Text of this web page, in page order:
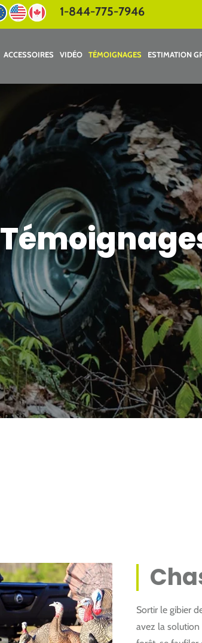
1-844-775-7946
ACCESSOIRES VIDÉO TÉMOIGNAGES ESTIMATION
Sortir le gibier
avez la solution